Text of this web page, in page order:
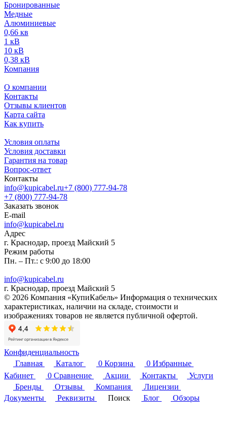
Бронированные
Медные
Алюминиевые
0,66 кв
1 кВ
10 кВ
0,38 кВ
Компания
О компании
Контакты
Отзывы клиентов
Карта сайта
Как купить
Условия оплаты
Условия доставки
Гарантия на товар
Вопрос-ответ
Контакты
info@kupicabel.ru+7 (800) 777-94-78
+7 (800) 777-94-78
Заказать звонок
E-mail
info@kupicabel.ru
Адрес
г. Краснодар, проезд Майский 5
Режим работы
Пн. – Пт.: с 9:00 до 18:00
info@kupicabel.ru
г. Краснодар, проезд Майский 5
© 2026 Компания «КупиКабель» Информация о технических
характеристиках, наличии на складе, стоимости и
изображениях товаров не является публичной офертой.
Конфиденциальность
Главная
Каталог 0 Корзина 0 Избранные
Кабинет
0 Сравнение Акции Контакты
Услуги
Бренды
Отзывы Компания
Лицензии
Документы
Реквизиты Поиск Блог Обзоры